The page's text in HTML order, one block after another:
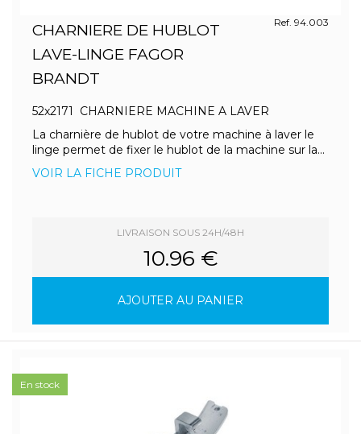
CHARNIERE DE HUBLOT
LAVE-LINGE FAGOR
BRANDT
Ref. 94.003
52x2171 CHARNIERE MACHINE A LAVER
La charnière de hublot de votre machine à laver le
linge permet de fixer le hublot de la machine sur la...
VOIR LA FICHE PRODUIT
LIVRAISON SOUS 24H/48H
10.96 €
AJOUTER AU PANIER
En stock